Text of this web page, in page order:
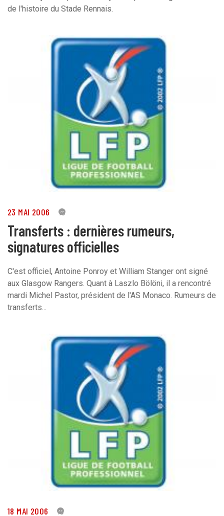
de l'histoire du Stade Rennais.
23 MAI 2006 0
Transferts : dernières rumeurs,
signatures officielles
C'est officiel, Antoine Ponroy et William Stanger ont signé
aux Glasgow Rangers. Quant à Laszlo Bölöni, il a rencontré
mardi Michel Pastor, président de l'AS Monaco. Rumeurs de
transferts...
18 MAI 2006 0